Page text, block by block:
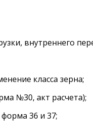
внутреннего
класса зерна;
№30, акт расчета);
36 и 37;